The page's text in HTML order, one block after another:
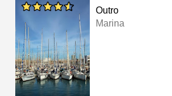
Outro
Marina